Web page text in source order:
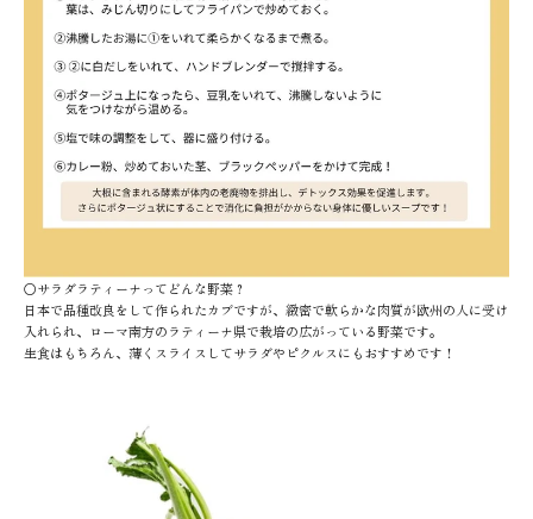
〇サラダラティーナってどんな野菜？
日本で品種改良をして作られたカブですが、緻密で軟らかな肉質が欧州の人に受け
入れられ、ローマ南方のラティーナ県で栽培の広がっている野菜です。
生食はもちろん、薄くスライスしてサラダやピクルスにもおすすめです！